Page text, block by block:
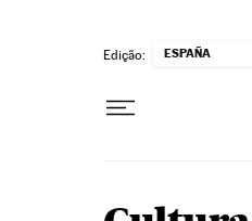
Edição: ESPAÑA